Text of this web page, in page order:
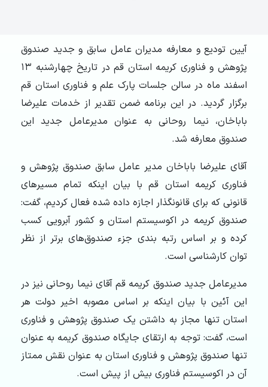
آیین تودیع و معارفه مدیران عامل سابق و جدید صندوق
پژوهش و فناوری کریمه استان قم در تاریخ چهارشنبه ۱۳
اسفند ماه در سالن جلسات پارک علم و فناوری استان قم
برگزار گردید. در این برنامه ضمن تقدیر از خدمات علیرضا
باباخان، نیما روحانی به عنوان مدیرعامل جدید این
صندوق معارفه شد.
آقای علیرضا باباخان مدیر عامل سابق صندوق پژوهش و
فناوری کریمه استان قم با بیان اینکه تمام مسیرهای
قانونی که برای قانونگذار اجازه داده شده فعال کردیم، گفت:
صندوق کریمه در اکوسیستم استان و کشور آبرویی کسب
کرده و بر اساس رتبه بندی جزء صندوق‌های برتر از نظر
توان کارشناسی است.
مدیرعامل جدید صندوق کریمه قم آقای نیما روحانی نیز در
این آئین با بیان اینکه بر اساس مصوبه اخیر دولت هر
استان تنها مجاز به داشتن یک صندوق پژوهش و فناوری
است، گفت: توجه به ارتقای جایگاه صندوق کریمه به عنوان
تنها صندوق پژوهش و فناوری استان به عنوان نقش ممتاز
آن در اکوسیستم فناوری بیش از پیش است.